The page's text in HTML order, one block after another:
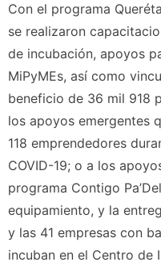
Con el programa
se realizaron
de incubación, apoyos
MiPyMEs, así como
beneficio de 36 mil 918
los apoyos emergentes
118 emprendedores
COVID-19; o a los
programa Contigo
equipamiento, y la
y las 41 empresas con
incuban en el Centro de